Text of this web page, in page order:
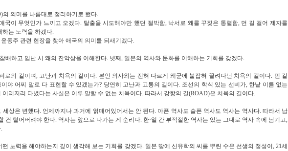
의 의미를 나름대로 정리하기로 했다.
국이 무엇인가 느끼고 오겠다. 탈출을 시도해야만 했던 절박함, 낙서로 왜를 꾸짖은 통렬함, 먼 길 걸어 제자를
하는 노력을 하겠다.
윤동주 관련 현장을 찾아 애국의 의미를 되새기겠다.
배하고 임난 시 왜의 잔악상을 이해한다. 넷째, 일본의 역사와 문화를 이해하는 기회를 갖겠다.
로의 길이며, 고난과 치욕의 길이다. 본인 의사와는 전혀 다르게 왜군에 붙잡혀 끌려다닌 치욕의 길이다. 먼 길
야 어찌 말로 다 표현할 수 있겠는가? 당연히 고난과 고통의 길이다. 조선의 학식 있는 선비가, 한낱 이름 없는
이리저리 다녔다는 사실은 이루 말할 수 없는 치욕이다. 따라서 강항의 길(ROAD)은 치욕의 길이다.
세상은 변했다. 언제까지나 과거에 얽매어있어서는 안 된다. 아픈 역사도 슬픈 역사도 역사는 역사다. 따라서 남
건 털어버려야 한다. 역사는 앞으로 나가는 게 순리다. 한·일 간 부적절한 역사는 있는 그대로 역사 속에 남기고,
.
떤 노력을 해야하는지 깊이 생각해 보는 기회를 갖겠다. 일본 땅에 신유학의 씨를 뿌린 수은 선생의 정성이 , 21세